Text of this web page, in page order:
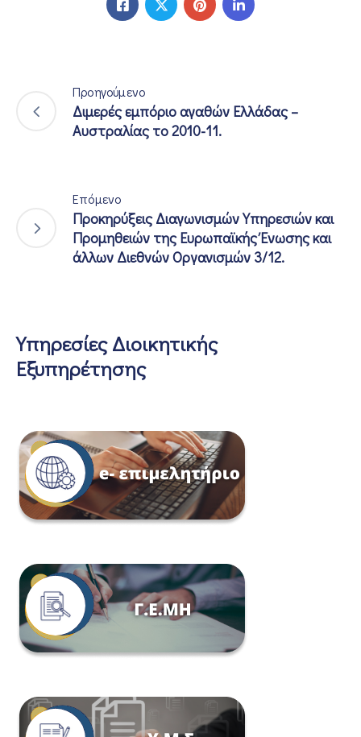
Προηγούμενο
Διμερές εμπόριο αγαθών Ελλάδας –
Αυστραλίας το 2010-11.
Επόμενο
Προκηρύξεις Διαγωνισμών Υπηρεσιών και
Προμηθειών της Ευρωπαϊκής Ένωσης και
άλλων Διεθνών Οργανισμών 3/12.
Υπηρεσίες Διοικητικής
Εξυπηρέτησης